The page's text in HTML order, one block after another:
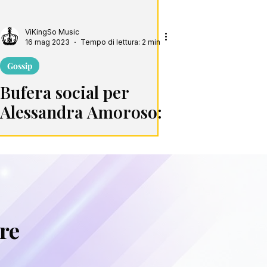
ViKingSo Music
16 mag 2023
Tempo di lettura: 2 min
Gossip
Bufera social per
Alessandra Amoroso:
Emma la difende da